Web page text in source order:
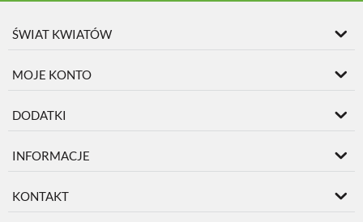
ŚWIAT KWIATÓW
MOJE KONTO
DODATKI
INFORMACJE
KONTAKT